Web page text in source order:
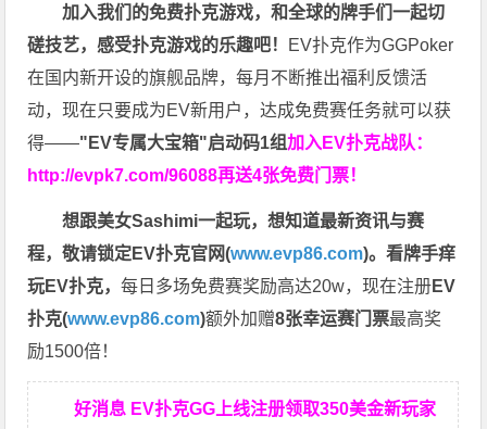
加入我们的免费扑克游戏，和全球的牌手们一起切
磋技艺，感受扑克游戏的乐趣吧！ EV扑克作为GGPoker
在国内新开设的旗舰品牌，每月不断推出福利反馈活
动，现在只要成为EV新用户，达成免费赛任务就可以获
得——"EV专属大宝箱"启动码1组加入EV扑克战队：
http://evpk7.com/96088再送4张免费门票！
想跟美女Sashimi一起玩，想知道最新资讯与赛
程，敬请锁定EV扑克官网(www.evp86.com)。看牌手痒
玩EV扑克，每日多场免费赛奖励高达20w，现在注册EV
扑克(www.evp86.com)额外加赠8张幸运赛门票最高奖
励1500倍！
好消息 EV扑克GG上线注册领取350美金新玩家